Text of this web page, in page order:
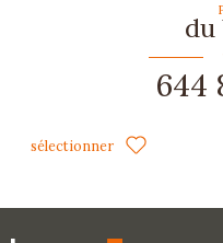
du
644
sélectionner